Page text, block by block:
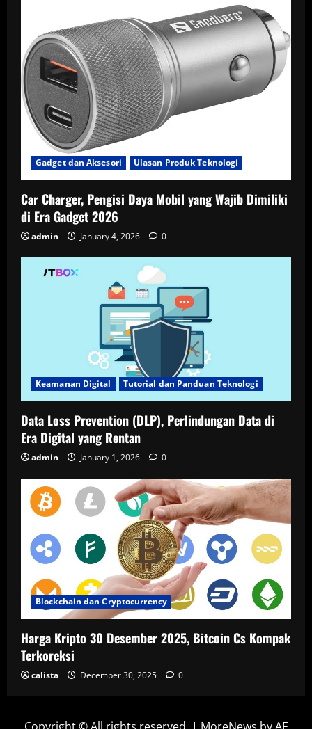
Gadget dan Aksesori Ulasan Produk Teknologi
Car Charger, Pengisi Daya Mobil yang Wajib Dimiliki
di Era Gadget 2026
admin January 4, 2026 0
Keamanan Digital Tutorial dan Panduan Teknologi
Data Loss Prevention (DLP), Perlindungan Data di
Era Digital yang Rentan
admin January 1, 2026 0
Blockchain dan Cryptocurrency
Harga Kripto 30 Desember 2025, Bitcoin Cs Kompak
Terkoreksi
calista December 30, 2025 0